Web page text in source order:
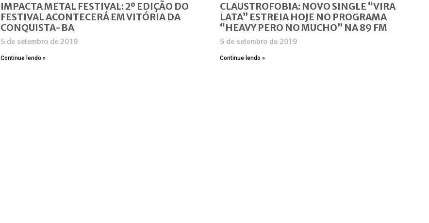
IMPACTA METAL FESTIVAL: 2º EDIÇÃO DO
FESTIVAL ACONTECERÁ EM VITÓRIA DA
CONQUISTA-BA
5 de setembro de 2019
Continue lendo »
CLAUSTROFOBIA: NOVO SINGLE “VIRA
LATA” ESTREIA HOJE NO PROGRAMA
“HEAVY PERO NO MUCHO” NA 89 FM
5 de setembro de 2019
Continue lendo »